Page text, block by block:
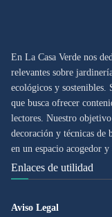
En La Casa Verde nos
relevantes sobre
ecológicos y sostenibles.
que busca ofrecer
lectores. Nuestro
decoración y técnicas de
en un espacio acogedor y
Enlaces de utilidad
Aviso Legal